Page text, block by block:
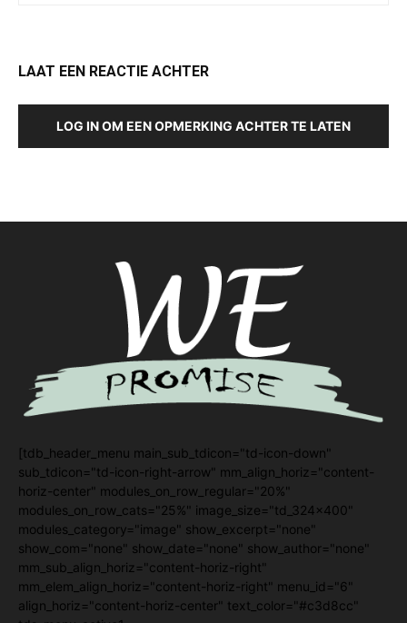
LAAT EEN REACTIE ACHTER
LOG IN OM EEN OPMERKING ACHTER TE LATEN
[tdb_header_menu main_sub_tdicon="td-icon-down"
sub_tdicon="td-icon-right-arrow" mm_align_horiz="content-
horiz-center" modules_on_row_regular="20%"
modules_on_row_cats="25%" image_size="td_324x400"
modules_category="image" show_excerpt="none"
show_com="none" show_date="none" show_author="none"
mm_sub_align_horiz="content-horiz-right"
mm_elem_align_horiz="content-horiz-right" menu_id="6"
align_horiz="content-horiz-center" text_color="#c3d8cc"